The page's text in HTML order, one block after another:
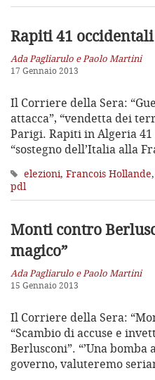
Rapiti 41
Ada Pagliarulo e Paolo Martini
17 Gennaio 2013
Il Corriere della Sera:
attacca”, “vendetta dei
Parigi. Rapiti in Algeria 41
“sostegno dell’Italia alla
elezioni, Francois Hollande,
pdl
Monti contro
magico”
Ada Pagliarulo e Paolo Martini
15 Gennaio 2013
Il Corriere della Sera:
“Scambio di accuse e
Berlusconi”. “’Una
governo, valuteremo